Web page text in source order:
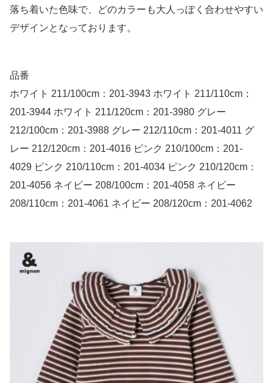
落ち着いた色味で、どのカラーも大人っぽく合わせやすい
デザインとなっております。
品番
ホワイト 211/100cm：201-3943 ホワイト 211/110cm：
201-3944 ホワイト 211/120cm：201-3980 グレー
212/100cm：201-3988 グレー 212/110cm：201-4011 グ
レー 212/120cm：201-4016 ピンク 210/100cm：201-
4029 ピンク 210/110cm：201-4034 ピンク 210/120cm：
201-4056 ネイビー 208/100cm：201-4058 ネイビー
208/110cm：201-4061 ネイビー 208/120cm：201-4062